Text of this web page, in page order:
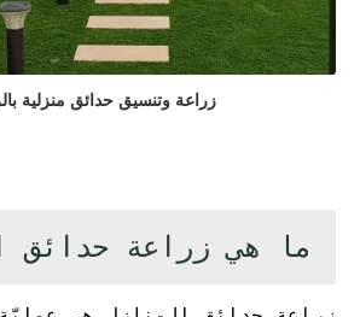
زراعة وتنسيق حدائق منزلية
ما هي زراعة حدائق